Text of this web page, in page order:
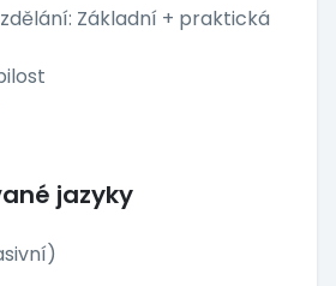
Základní + praktická
jazyky